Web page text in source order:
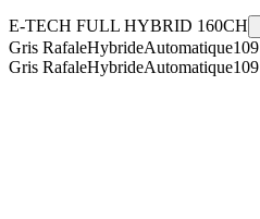
E-TECH FULL HYBRID 160CH
Gris RafaleHybrideAutomatique109
Gris RafaleHybrideAutomatique109